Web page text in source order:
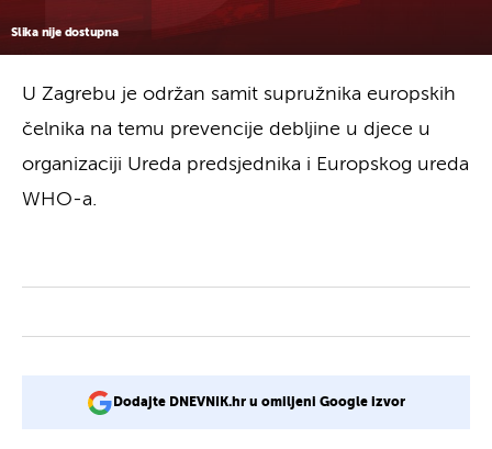
Slika nije dostupna
U Zagrebu je održan samit supružnika europskih
čelnika na temu prevencije debljine u djece u
organizaciji Ureda predsjednika i Europskog ureda
WHO-a.
Dodajte DNEVNIK.hr u omiljeni Google izvor